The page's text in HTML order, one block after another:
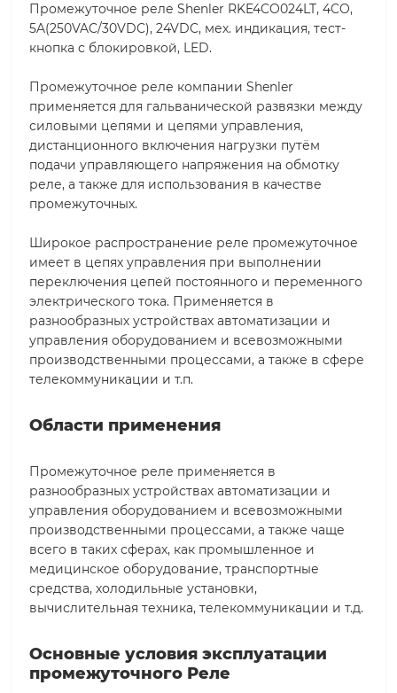
Промежуточное реле Shenler RKE4CO024LT, 4CO,
5A(250VAC/30VDC), 24VDC, мех. индикация, тест-
кнопка с блокировкой, LED.
Промежуточное реле компании Shenler
применяется для гальванической развязки между
силовыми цепями и цепями управления,
дистанционного включения нагрузки путём
подачи управляющего напряжения на обмотку
реле, а также для использования в качестве
промежуточных.
Широкое распространение реле промежуточное
имеет в цепях управления при выполнении
переключения цепей постоянного и переменного
электрического тока. Применяется в
разнообразных устройствах автоматизации и
управления оборудованием и всевозможными
производственными процессами, а также в сфере
телекоммуникации и т.п.
Области применения
Промежуточное реле применяется в
разнообразных устройствах автоматизации и
управления оборудованием и всевозможными
производственными процессами, а также чаще
всего в таких сферах, как промышленное и
медицинское оборудование, транспортные
средства, холодильные установки,
вычислительная техника, телекоммуникации и т.д.
Основные условия эксплуатации
промежуточного Реле